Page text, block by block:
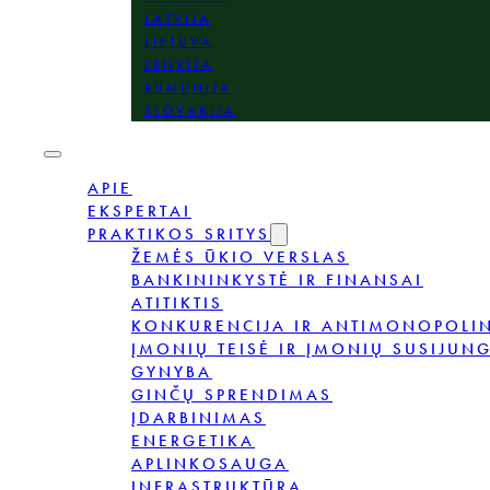
LATVIJA
LIETUVA
LENKIJA
RUMUNIJA
SLOVAKIJA
APIE
EKSPERTAI
PRAKTIKOS SRITYS
ŽEMĖS ŪKIO VERSLAS
BANKININKYSTĖ IR FINANSAI
ATITIKTIS
KONKURENCIJA IR
ĮMONIŲ TEISĖ IR ĮMONIŲ
GYNYBA
GINČŲ SPRENDIMAS
ĮDARBINIMAS
ENERGETIKA
APLINKOSAUGA